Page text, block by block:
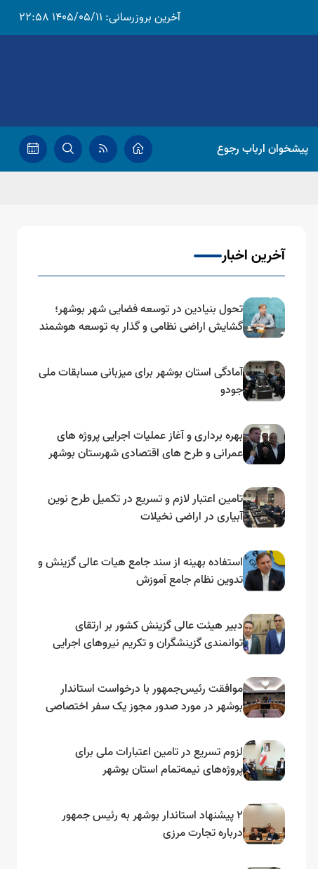
آخرین بروزرسانی: 1405/05/11 22:58
پیشخوان ارباب رجوع
آخرین اخبار
تحول بنیادین در توسعه فضایی شهر بوشهر؛
گشایش اراضی نظامی و گذار به توسعه هوشمند
آمادگی استان بوشهر برای میزبانی مسابقات ملی
جودو
بهره برداری و آغاز عملیات اجرایی پروژه های
عمرانی و طرح های اقتصادی شهرستان بوشهر
تامین اعتبار لازم و تسریع در تکمیل طرح نوین
آبیاری در اراضی نخیلات
استفاده بهینه از سند جامع هیات عالی گزینش و‌
تدوین نظام جامع آموزش
دبیر هیئت عالی گزینش کشور بر ارتقای
توانمندی گزینشگران و تکریم نیروهای اجرایی
موافقت رئیس‌جمهور با درخواست استاندار
بوشهر در مورد صدور مجوز یک سفر اختصاصی
لزوم تسریع در تامین اعتبارات ملی برای
پروژه‌های نیمه‌تمام استان بوشهر
۲ پیشنهاد استاندار بوشهر به رئیس جمهور
درباره تجارت مرزی